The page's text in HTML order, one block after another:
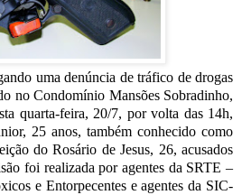
uma denúncia de tráfico de drogas
no Condomínio Mansões Sobradinho,
quarta-feira, 20/7, por volta das 14h,
25 anos, também conhecido como
do Rosário de Jesus, 26, acusados
foi realizada por agentes da SRTE –
e Entorpecentes e agentes da SIC-